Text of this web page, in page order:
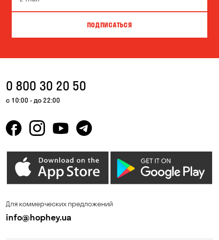
Вита-Почтовая Вишневое
Гостомель
Зазимье Запорожье
Каменные Потоки
ПОДПИСАТЬСЯ
0 800 30 20 50
с 10:00 - до 22:00
Для коммерческих предложений
info@hophey.ua